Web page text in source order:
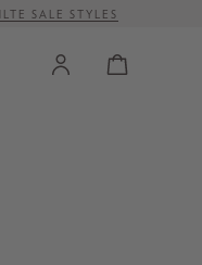
SALE STYLES